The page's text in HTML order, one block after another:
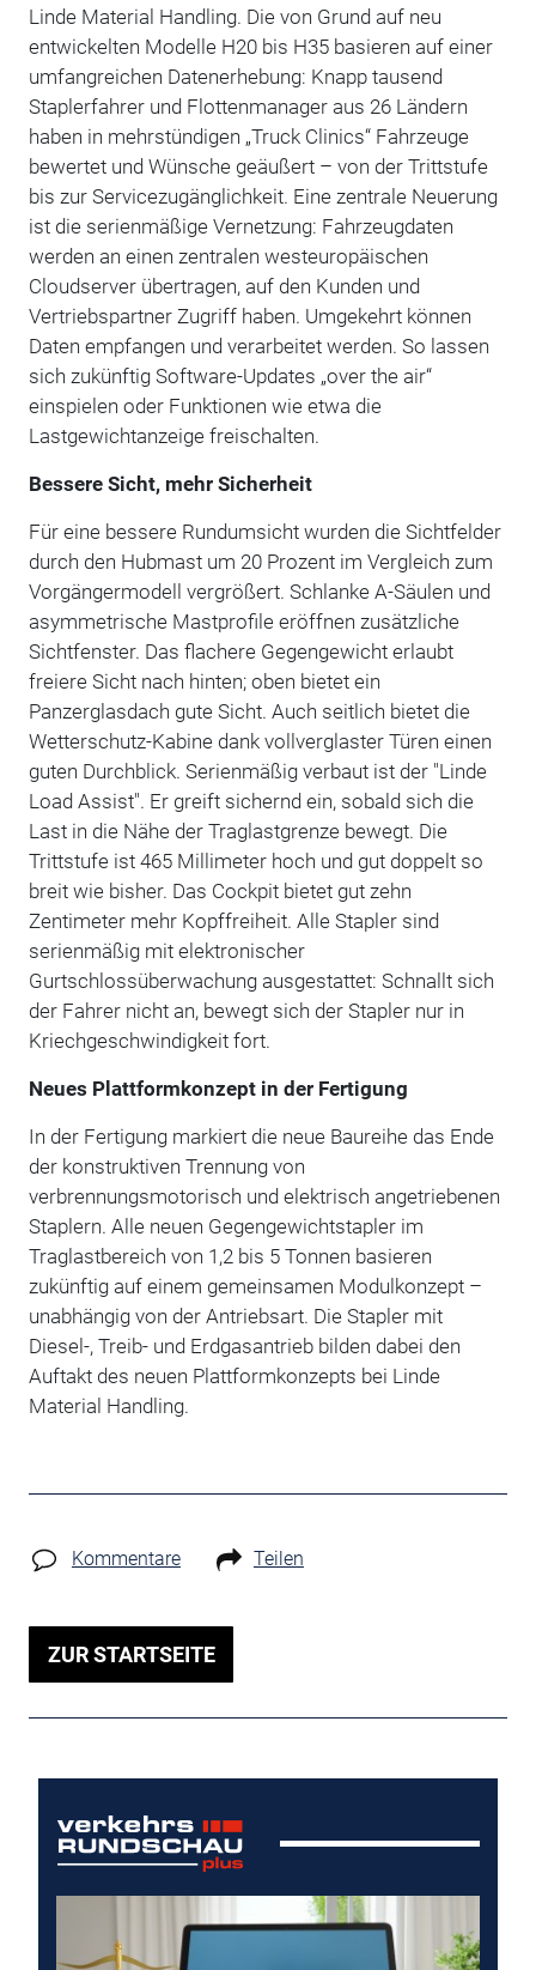
Linde Material Handling. Die von Grund auf neu
entwickelten Modelle H20 bis H35 basieren auf einer
umfangreichen Datenerhebung: Knapp tausend
Staplerfahrer und Flottenmanager aus 26 Ländern
haben in mehrstündigen „Truck Clinics“ Fahrzeuge
bewertet und Wünsche geäußert – von der Trittstufe
bis zur Servicezugänglichkeit. Eine zentrale Neuerung
ist die serienmäßige Vernetzung: Fahrzeugdaten
werden an einen zentralen westeuropäischen
Cloudserver übertragen, auf den Kunden und
Vertriebspartner Zugriff haben. Umgekehrt können
Daten empfangen und verarbeitet werden. So lassen
sich zukünftig Software-Updates „over the air“
einspielen oder Funktionen wie etwa die
Lastgewichtanzeige freischalten.
Bessere Sicht, mehr Sicherheit
Für eine bessere Rundumsicht wurden die Sichtfelder
durch den Hubmast um 20 Prozent im Vergleich zum
Vorgängermodell vergrößert. Schlanke A-Säulen und
asymmetrische Mastprofile eröffnen zusätzliche
Sichtfenster. Das flachere Gegengewicht erlaubt
freiere Sicht nach hinten; oben bietet ein
Panzerglasdach gute Sicht. Auch seitlich bietet die
Wetterschutz-Kabine dank vollverglaster Türen einen
guten Durchblick. Serienmäßig verbaut ist der "Linde
Load Assist". Er greift sichernd ein, sobald sich die
Last in die Nähe der Traglastgrenze bewegt. Die
Trittstufe ist 465 Millimeter hoch und gut doppelt so
breit wie bisher. Das Cockpit bietet gut zehn
Zentimeter mehr Kopffreiheit. Alle Stapler sind
serienmäßig mit elektronischer
Gurtschlossüberwachung ausgestattet: Schnallt sich
der Fahrer nicht an, bewegt sich der Stapler nur in
Kriechgeschwindigkeit fort.
Neues Plattformkonzept in der Fertigung
In der Fertigung markiert die neue Baureihe das Ende
der konstruktiven Trennung von
verbrennungsmotorisch und elektrisch angetriebenen
Staplern. Alle neuen Gegengewichtstapler im
Traglastbereich von 1,2 bis 5 Tonnen basieren
zukünftig auf einem gemeinsamen Modulkonzept –
unabhängig von der Antriebsart. Die Stapler mit
Diesel-, Treib- und Erdgasantrieb bilden dabei den
Auftakt des neuen Plattformkonzepts bei Linde
Material Handling.
Kommentare Teilen
ZUR STARTSEITE